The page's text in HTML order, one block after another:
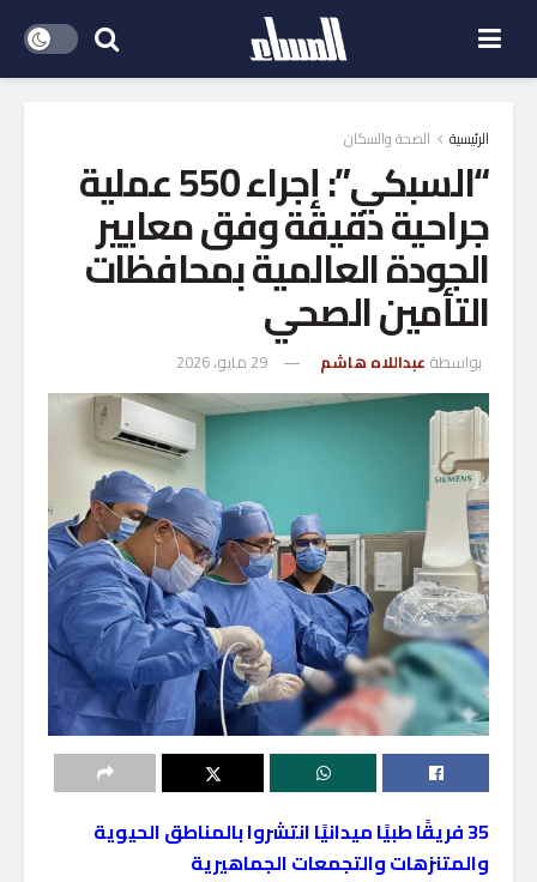
الرئيسية الصحة والسكان
“السبكي”: إجراء 550 عملية
جراحية دقيقة وفق معايير
الجودة العالمية بمحافظات
التأمين الصحي
بواسطة عبداللاه هاشم 29 مايو، 2026
35 فريقًا طبيًا ميدانيًا انتشروا بالمناطق الحيوية
والمتنزهات والتجمعات الجماهيرية